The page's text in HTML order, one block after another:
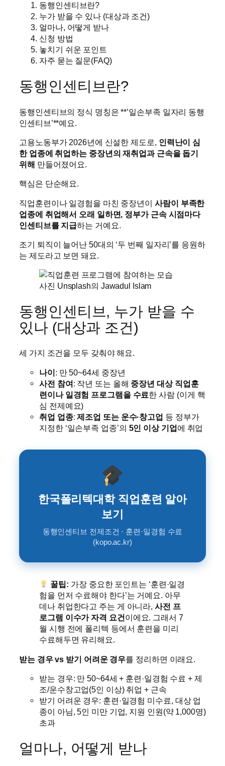
동행인센티브란?
누가 받을 수 있나 (대상과 조건)
얼마나, 어떻게 받나
신청 방법
놓치기 쉬운 포인트
자주 묻는 질문(FAQ)
동행인센티브란?
동행인센티브의 정식 명칭은 **’일손부족 일자리 동행
인센티브’**예요.
고용노동부가 2026년에 신설한 제도로, 인력난이 심
한 업종에 취업하는 중장년의 재취업과 근속을 돕기
위해 만들어졌어요.
핵심은 단순해요.
직업훈련이나 일경험을 마친 중장년이 사람이 부족한
업종에 취업해서 오래 일하면, 정부가 근속 시점마다
인센티브를 지급하는 거예요.
조기 퇴직이 늘어난 50대의 ‘두 번째 일자리’를 응원하
는 제도라고 보면 돼요.
사진 Unsplash의 Jawadul Islam
동행인센티브, 누가 받을 수
있나 (대상과 조건)
세 가지 조건을 모두 갖춰야 해요.
나이: 만 50~64세 중장년
사전 참여: 작년 또는 올해 중장년 대상 직업훈
련이나 일경험 프로그램을 수료한 사람 (이게 핵
심 전제예요)
취업 업종:제조업 또는 운수·창고업 등 정부가
지정한 ‘일손부족 업종’의 5인 이상 기업에 취업
한국폴리텍대학 직업훈련 알아
보기
동행인센티브 전제조건 · 훈련·일경험 수료
(kopo.ac.kr)
꿀팁: 가장 중요한 포인트는 ‘훈련·일경
험을 먼저 수료해야 한다’는 거예요. 아무
데나 취업한다고 주는 게 아니라,사전 프
로그램 이수가 자격 요건 이에요. 그래서 7
월 시행 전에 폴리텍 등에서 훈련을 미리
수료해두면 유리해요.
받는 경우 vs 받기 어려운 경우를 정리하면 이래요.
받는 경우: 만 50~64세 + 훈련·일경험 수료 + 제
조/운수창고업(5인 이상) 취업 + 근속
받기 어려운 경우: 훈련·일경험 미수료, 대상 업
종이 아님, 5인 미만 기업, 지원 인원(약 1,000명)
초과
얼마나, 어떻게 받나